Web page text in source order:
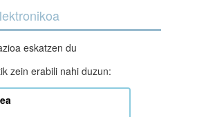
eskatzen du
zein erabili nahi duzun: